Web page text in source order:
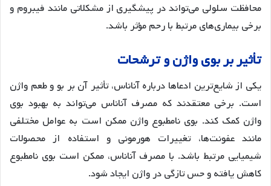
محافظت سلولی می‌تواند در پیشگیری از مشکلاتی مانند فیبروم و
برخی بیماری‌های مرتبط با رحم مؤثر باشد.
تأثیربربویواژنوترشحات
یکی از شایع‌ترین ادعاها درباره آناناس، تأثیر آن بر بو و طعم واژن
است. برخی معتقدند که مصرف آناناس می‌تواند به بهبود بوی
واژن کمک کند. بوی نامطبوع واژن ممکن است به عوامل مختلفی
مانند عفونت‌ها، تغییرات هورمونی و استفاده از محصولات
شیمیایی مرتبط باشد. با مصرف آناناس، ممکن است بوی نامطبوع
کاهش یافته و حس تازگی در واژن ایجاد شود.